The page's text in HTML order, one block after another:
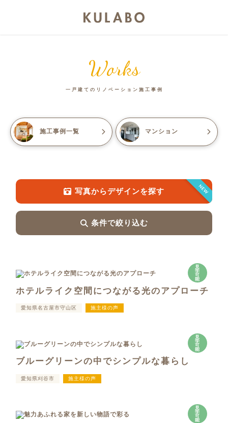
Works
一戸建てのリノベーション施工事例
施工事例一覧 マンション
NEW
写真からデザインを探す
条件で絞り込む
見
学
可
能
ホテルライク空間につながる光のアプローチ
愛知県名古屋市守山区 施主様の声
見
学
可
能
ブルーグリーンの中でシンプルな暮らし
愛知県刈谷市 施主様の声
見
学
可
能